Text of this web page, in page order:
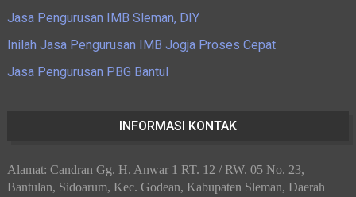
Jasa Pengurusan IMB Sleman, DIY
Inilah Jasa Pengurusan IMB Jogja Proses Cepat
Jasa Pengurusan PBG Bantul
INFORMASI KONTAK
Alamat: Candran Gg. H. Anwar 1 RT. 12 / RW. 05 No. 23,
Bantulan, Sidoarum, Kec. Godean, Kabupaten Sleman, Daerah